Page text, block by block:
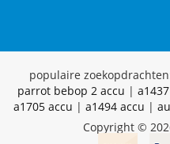
populaire
parrot bebop 2 accu |
a1705 accu | a1494 accu |
Copyright ©